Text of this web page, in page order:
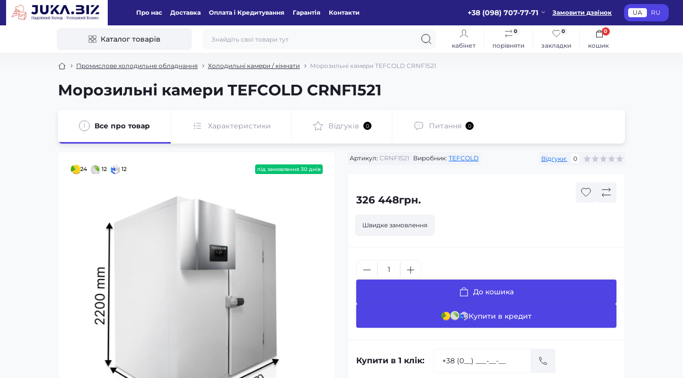
Про нас Доставка Оплата і Кредитування Гарантія Контакти +38 (098) 707-77-71 Замовити дзвінок UA RU
Каталог товарів
кабінет порівняти
0
закладки
0
кошик
0
Промислове холодильне обладнання Холодильні камери / кімнати Морозильні камери TEFCOLD CRNF1521
Морозильні камери TEFCOLD CRNF1521
Все про товар Характеристики Відгуків 0 Питання 0
24 12 12 під замовлення 30 днів
Артикул: CRNF1521 Виробник: TEFCOLD Відгуки: 0
326 448грн.
Швидке замовлення
До кошика
Купити в кредит
Купити в 1 клік: